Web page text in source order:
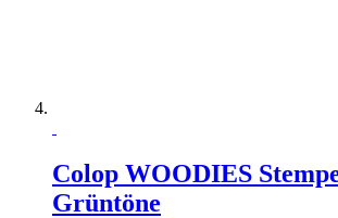
Colop WOODIES
Grüntöne